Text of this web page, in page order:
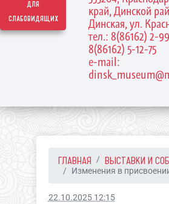
для
слабовидящих
край, Динской
Динская, ул.
тел.: 8(86162) 2-
8(86162) 5-12-75
e-mail:
ГЛАВНАЯ ВЫСТАВКИ И
Изменения в
22.10.2025 12:15